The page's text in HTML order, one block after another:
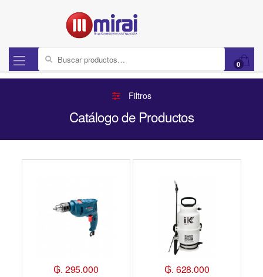
Buscar por:
0
Filtros
Catálogo de Productos
₲. 295.000 ₲. 628.000